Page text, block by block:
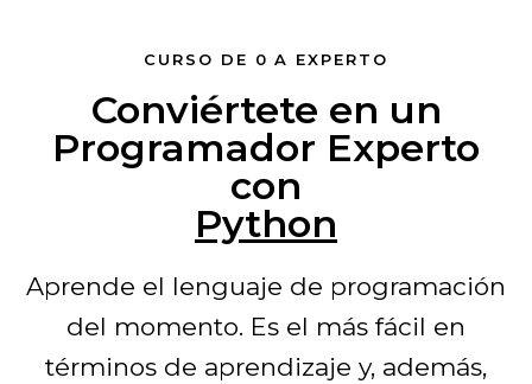
CURSO DE 0 A EXPERTO
Conviértete en un
Programador Experto
con
Python
Aprende el lenguaje de programación
del momento. Es el más fácil en
términos de aprendizaje y, además,